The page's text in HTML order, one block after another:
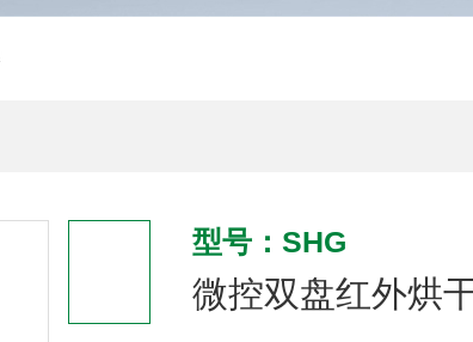
型号：SHG
微控双盘红外烘